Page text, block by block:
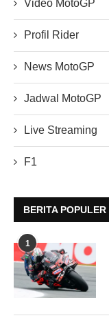
Video MotoGP
Profil Rider
News MotoGP
Jadwal MotoGP
Live Streaming
F1
BERITA POPULER
1